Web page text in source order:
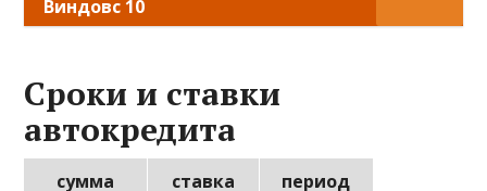
Виндовс 10
Сроки и ставки
автокредита
сумма
ставка период